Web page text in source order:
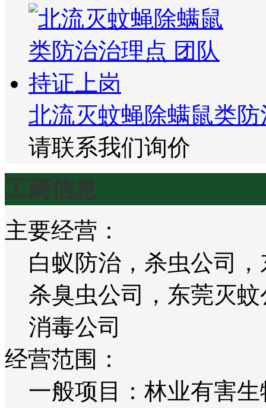
北流灭蚊蝇除螨鼠类
请联系我们询价
工商信息
主要经营：
白蚁防治，杀虫公司
杀臭虫公司，东莞灭
消毒公司
经营范围：
一般项目：林业有害